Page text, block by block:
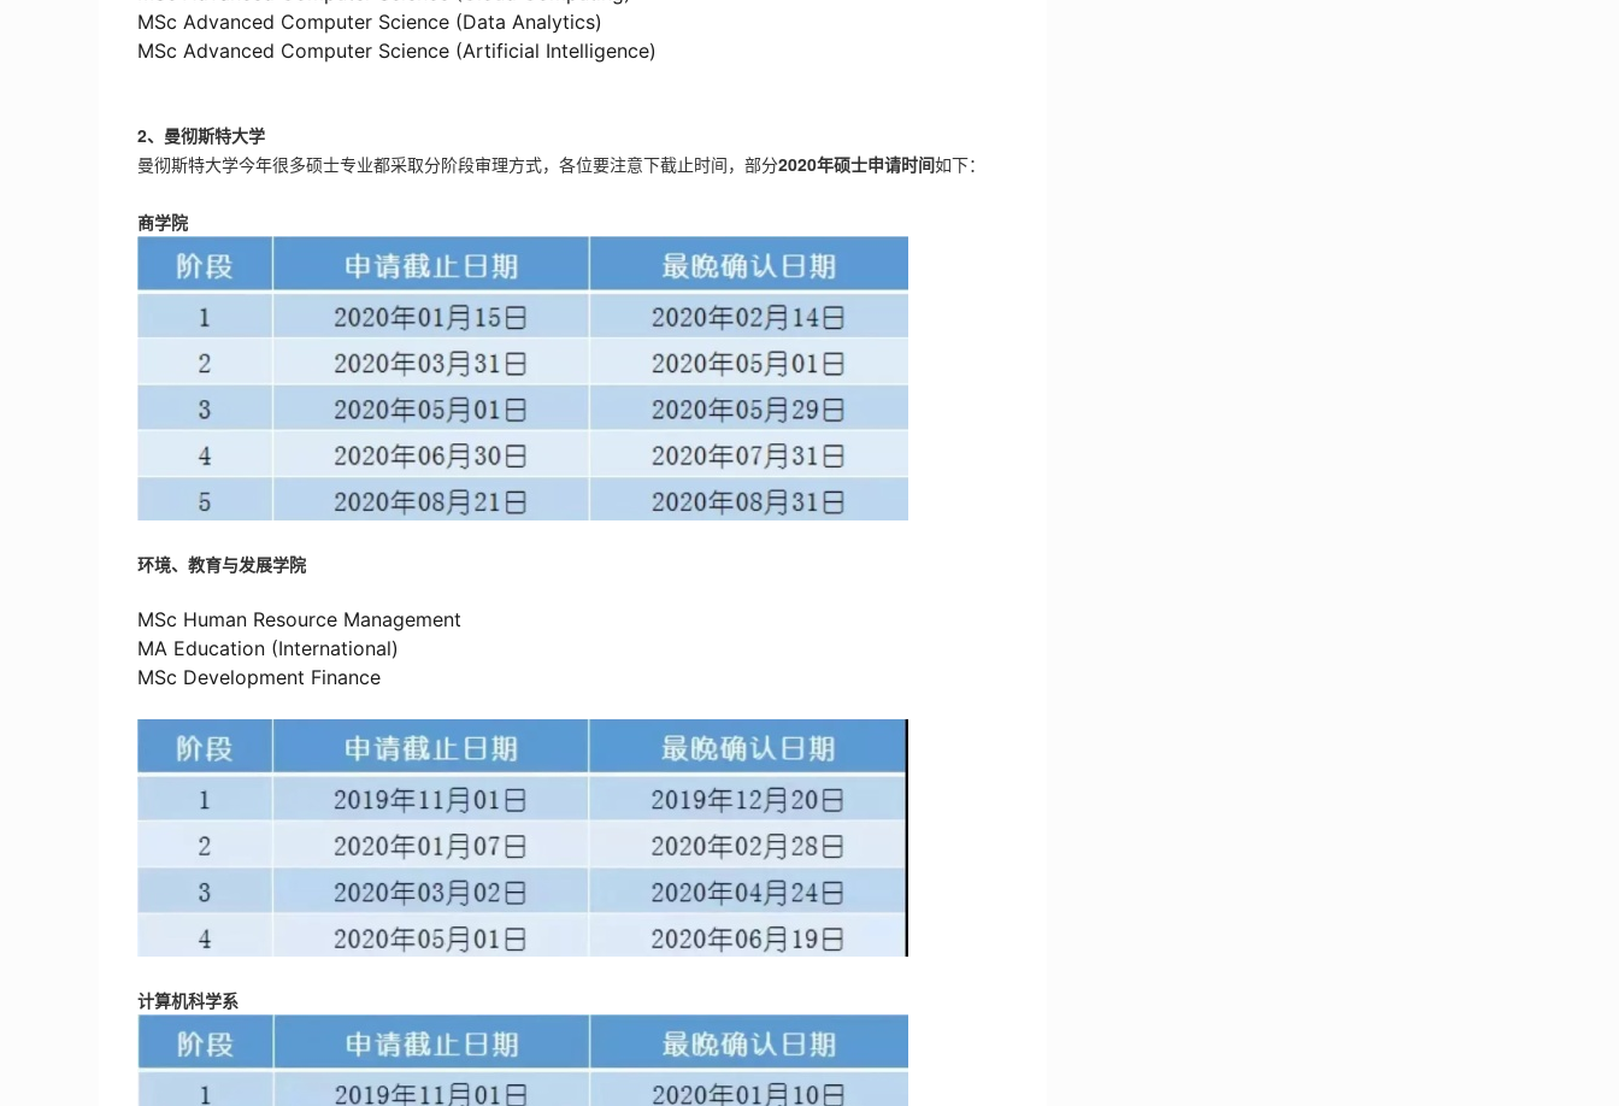
MSc Advanced Computer Science (Data Analytics)
MSc Advanced Computer Science (Artificial Intelligence)
2、曼彻斯特大学
曼彻斯特大学今年很多硕士专业都采取分阶段审理方式，各位要注意下截止时间，部分2020年硕士申请时间如下：
商学院
环境、教育与发展学院
MSc Human Resource Management
MA Education (International)
MSc Development Finance
计算机科学系